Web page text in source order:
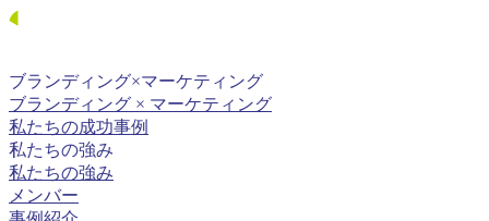
ブランディング×マーケティング
ブランディング × マーケティング
私たちの成功事例
私たちの強み
私たちの強み
メンバー